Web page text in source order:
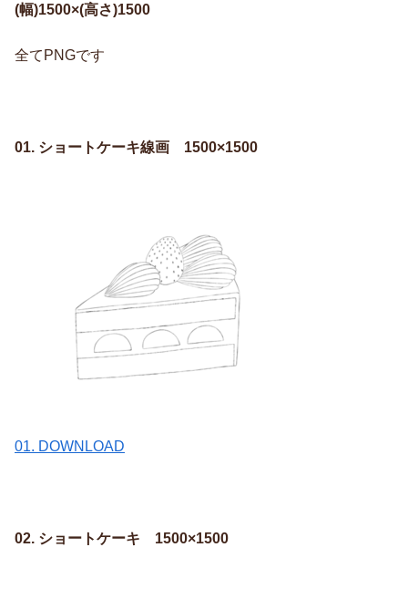
(幅)1500×(高さ)1500
全てPNGです
01. ショートケーキ線画 1500×1500
01. DOWNLOAD
02. ショートケーキ 1500×1500